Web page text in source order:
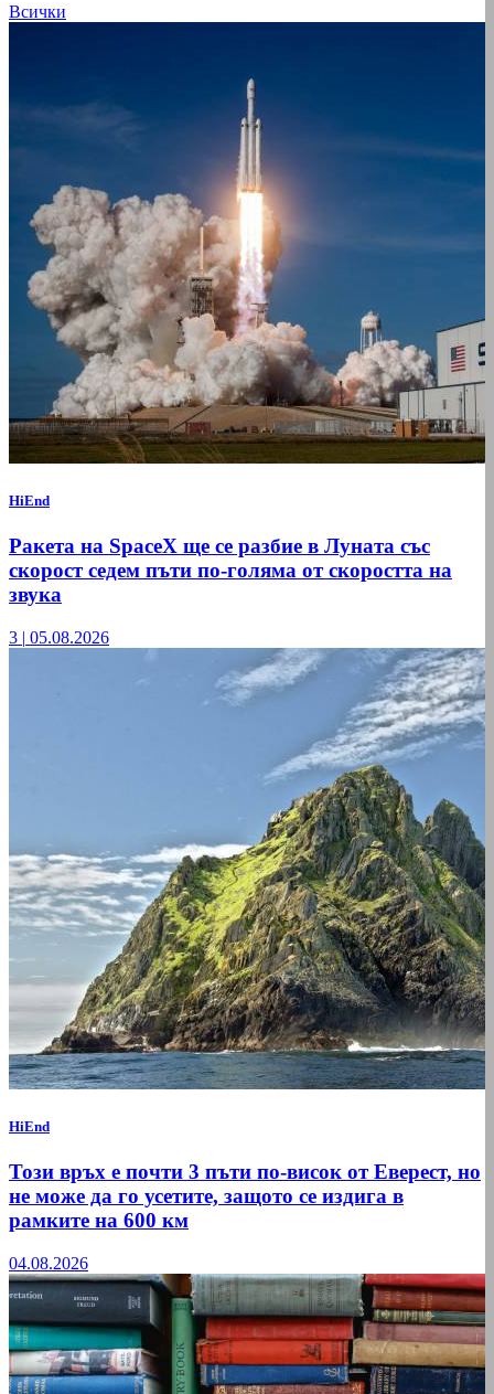
Всички
HiEnd
Ракета на SpaceX ще се разбие в Луната със
скорост седем пъти по-голяма от скоростта на
звука
3 | 05.08.2026
HiEnd
Този връх е почти 3 пъти по-висок от Еверест, но
не може да го усетите, защото се издига в
рамките на 600 км
04.08.2026